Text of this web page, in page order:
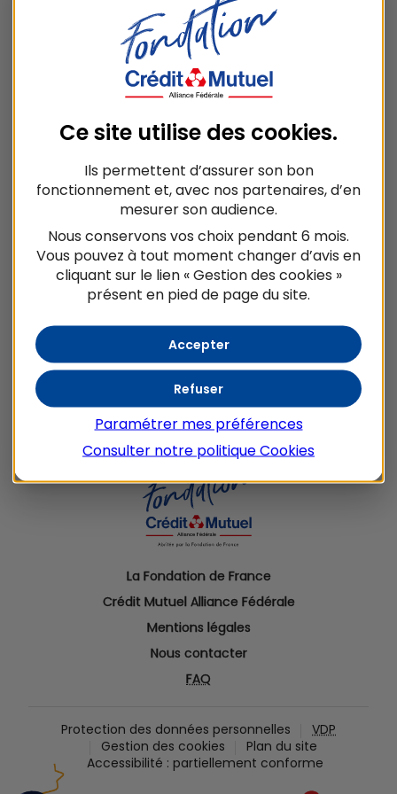
D’HISTOIRE NATURELLE
AFIN DE CONTRIBUER À
LA PROTECTION DE LA
BIODIVERSITÉ
Alors que les besoins de soutien à la recherche
et à la diffusion des savoirs s’intensifient, la
Fondation Crédit Mutuel Alliance Fédérale et le
Muséum national d’Histoire naturelle annoncent
la signature d’un partenariat stratégique de 4,5
millions d’euros sur 3 ans en faveur de la
biodiversité.
Ouvrir le PDF en plein écran
La Fondation de France
Crédit Mutuel Alliance Fédérale
Mentions légales
Nous contacter
FAQ
Protection des données personnelles
VDP
Gestion des cookies
Plan du site
Accessibilité : partiellement conforme
Ce site utilise des cookies.
Ils permettent d’assurer son bon
fonctionnement et, avec nos partenaires, d’en
mesurer son audience.
Nous conservons vos choix pendant 6 mois.
Vous pouvez à tout moment changer d’avis en
cliquant sur le lien « Gestion des cookies »
présent en pied de page du site.
Accepter
Refuser
Paramétrer mes préférences
Consulter notre politiqueCookies